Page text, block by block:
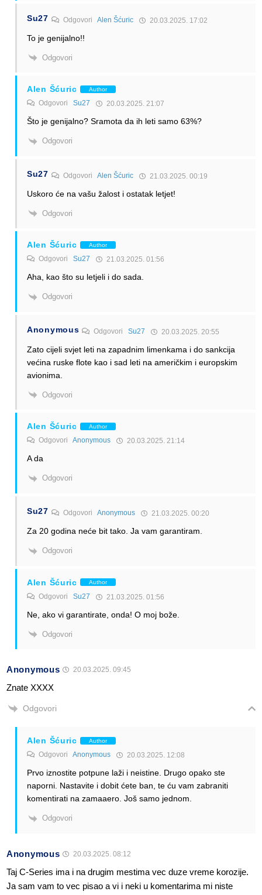
Su27 Odgovori Alen Šćuric 20.03.2025. 17:02
To je genijalno!!
Odgovori
Alen Šćuric Author
Odgovori Su27 20.03.2025. 21:07
Što je genijalno? Sramota da ih leti samo 63%?
Odgovori
Su27 Odgovori Alen Šćuric 21.03.2025. 00:19
Uskoro će na vašu žalost i ostatak letjet!
Odgovori
Alen Šćuric Author
Odgovori Su27 21.03.2025. 01:56
Aha, kao što su letjeli i do sada.
Odgovori
Anonymous OdgovoriSu27 20.03.2025. 20:55
Zato cijeli svjet leti na zapadnim limenkama i do sankcija
većina ruske flote kao i sad leti na američkim i europskim
avionima.
Odgovori
Alen Šćuric Author
Odgovori Anonymous 20.03.2025. 21:14
A da
Odgovori
Su27 Odgovori Anonymous 21.03.2025. 00:20
Za 20 godina neće bit tako. Ja vam garantiram.
Odgovori
Alen Šćuric Author
Odgovori Su27 21.03.2025. 01:56
Ne, ako vi garantirate, onda! O moj bože.
Odgovori
Anonymous 20.03.2025. 09:45
Znate XXXX
Odgovori
Alen Šćuric Author
Odgovori Anonymous 20.03.2025. 12:08
Prvo iznostite potpune laži i neistine. Drugo opako ste
naporni. Nastavite i dobit ćete ban, te ću vam zabraniti
komentirati na zamaaero. Još samo jednom.
Odgovori
Anonymous 20.03.2025. 08:12
Taj C-Series ima i na drugim mestima vec duze vreme korozije.
Ja sam vam to vec pisao a vi i neki u komentarima mi niste